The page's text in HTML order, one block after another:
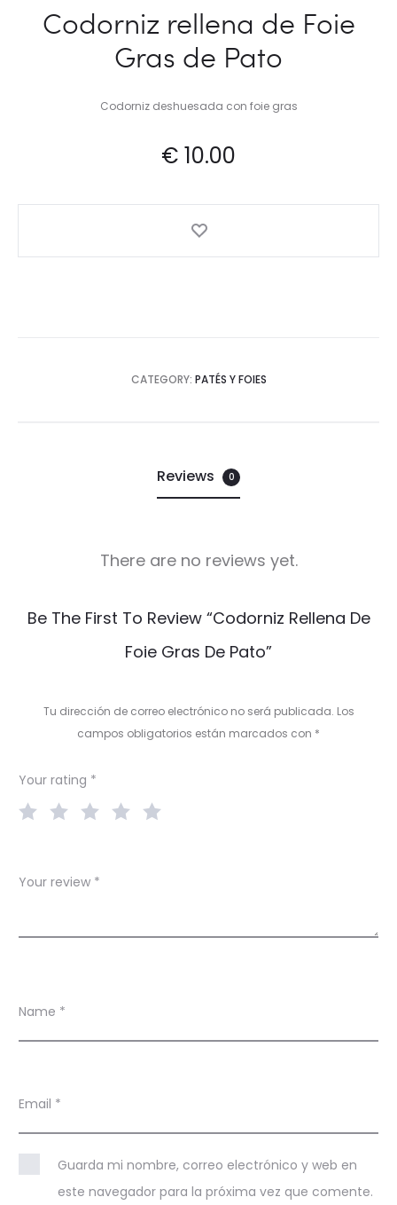
Codorniz rellena de Foie
Gras de Pato
Codorniz deshuesada con foie gras
€ 10.00
CATEGORY: PATÉS Y FOIES
Reviews 0
R
e
s
There are no reviews yet.
Be The First To Review “Codorniz Rellena De
Foie Gras De Pato”
Tu dirección de correo electrónico no será publicada. Los
campos obligatorios están marcados con *
Your rating *
Your review *
Name *
Email *
Guarda mi nombre, correo electrónico y web en
este navegador para la próxima vez que comente.